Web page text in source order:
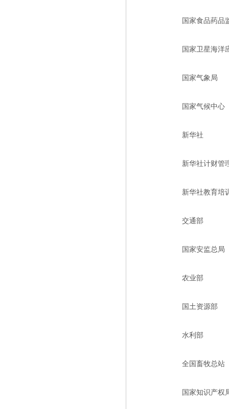
国家食品药品
国家卫星海洋
国家气象局
国家气候中心
新华社
新华社计财管
新华社教育培
交通部
国家安监总局
农业部
国土资源部
水利部
全国畜牧总站
国家知识产权